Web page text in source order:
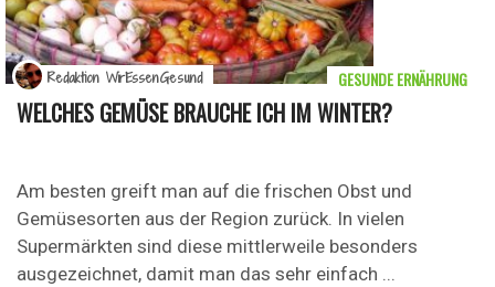
WELCHES GEMÜSE BRAUCHE ICH IM WINTER?
Am besten greift man auf die frischen Obst und
Gemüsesorten aus der Region zurück. In vielen
Supermärkten sind diese mittlerweile besonders
ausgezeichnet, damit man das sehr einfach ...
GESUNDE ERNÄHRUNG
Redaktion WirEssenGesund